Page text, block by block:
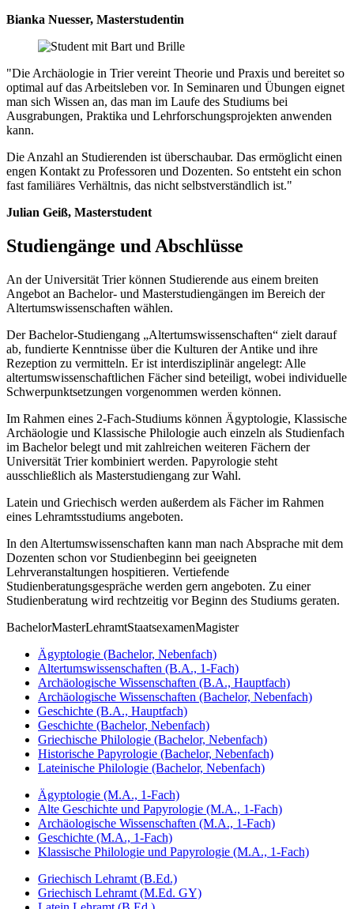
Bianka Nuesser, Masterstudentin
"Die Archäologie in Trier vereint Theorie und Praxis und bereitet so
optimal auf das Arbeitsleben vor. In Seminaren und Übungen eignet
man sich Wissen an, das man im Laufe des Studiums bei
Ausgrabungen, Praktika und Lehrforschungsprojekten anwenden
kann.
Die Anzahl an Studierenden ist überschaubar. Das ermöglicht einen
engen Kontakt zu Professoren und Dozenten. So entsteht ein schon
fast familiäres Verhältnis, das nicht selbstverständlich ist."
Julian Geiß, Masterstudent
Studiengänge und Abschlüsse
An der Universität Trier können Studierende aus einem breiten
Angebot an Bachelor- und Masterstudiengängen im Bereich der
Altertumswissenschaften wählen.
Der Bachelor-Studiengang „Altertumswissenschaften“ zielt darauf
ab, fundierte Kenntnisse über die Kulturen der Antike und ihre
Rezeption zu vermitteln. Er ist interdisziplinär angelegt: Alle
altertumswissenschaftlichen Fächer sind beteiligt, wobei individuelle
Schwerpunktsetzungen vorgenommen werden können.
Im Rahmen eines 2-Fach-Studiums können Ägyptologie, Klassische
Archäologie und Klassische Philologie auch einzeln als Studienfach
im Bachelor belegt und mit zahlreichen weiteren Fächern der
Universität Trier kombiniert werden. Papyrologie steht
ausschließlich als Masterstudiengang zur Wahl.
Latein und Griechisch werden außerdem als Fächer im Rahmen
eines Lehramtsstudiums angeboten.
In den Altertumswissenschaften kann man nach Absprache mit dem
Dozenten schon vor Studienbeginn bei geeigneten
Lehrveranstaltungen hospitieren. Vertiefende
Studienberatungsgespräche werden gern angeboten. Zu einer
Studienberatung wird rechtzeitig vor Beginn des Studiums geraten.
BachelorMasterLehramtStaatsexamenMagister
Ägyptologie (Bachelor, Nebenfach)
Altertumswissenschaften (B.A., 1-Fach)
Archäologische Wissenschaften (B.A., Hauptfach)
Archäologische Wissenschaften (Bachelor, Nebenfach)
Geschichte (B.A., Hauptfach)
Geschichte (Bachelor, Nebenfach)
Griechische Philologie (Bachelor, Nebenfach)
Historische Papyrologie (Bachelor, Nebenfach)
Lateinische Philologie (Bachelor, Nebenfach)
Ägyptologie (M.A., 1-Fach)
Alte Geschichte und Papyrologie (M.A., 1-Fach)
Archäologische Wissenschaften (M.A., 1-Fach)
Geschichte (M.A., 1-Fach)
Klassische Philologie und Papyrologie (M.A., 1-Fach)
Griechisch Lehramt (B.Ed.)
Griechisch Lehramt (M.Ed. GY)